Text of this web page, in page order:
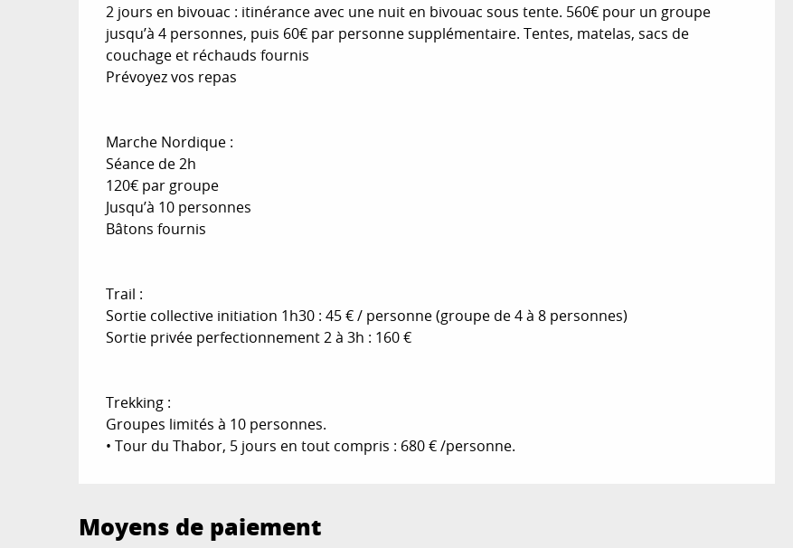
2 jours en bivouac : itinérance avec une nuit en bivouac sous tente. 560€ pour un groupe
jusqu’à 4 personnes, puis 60€ par personne supplémentaire. Tentes, matelas, sacs de
couchage et réchauds fournis
Prévoyez vos repas
Marche Nordique :
Séance de 2h
120€ par groupe
Jusqu’à 10 personnes
Bâtons fournis
Trail :
Sortie collective initiation 1h30 : 45 € / personne (groupe de 4 à 8 personnes)
Sortie privée perfectionnement 2 à 3h : 160 €
Trekking :
Groupes limités à 10 personnes.
• Tour du Thabor, 5 jours en tout compris : 680 € /personne.
Moyens de paiement